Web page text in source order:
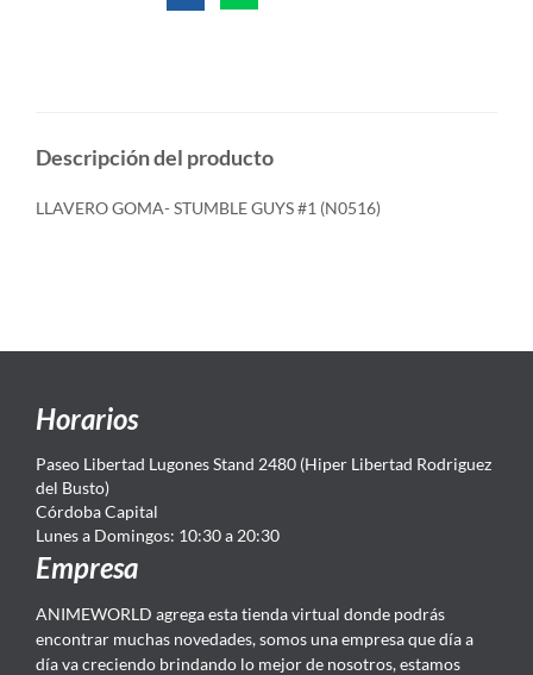
Descripción del producto
LLAVERO GOMA- STUMBLE GUYS #1 (N0516)
Horarios
Paseo Libertad Lugones Stand 2480 (Hiper Libertad Rodriguez
del Busto)
Córdoba Capital
Lunes a Domingos: 10:30 a 20:30
Empresa
ANIMEWORLD agrega esta tienda virtual donde podrás
encontrar muchas novedades, somos una empresa que día a
día va creciendo brindando lo mejor de nosotros, estamos